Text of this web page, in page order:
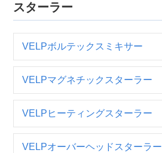
スターラー
VELPボルテックスミキサー
VELPマグネチックスターラー
VELPヒーティングスターラー
VELPオーバーヘッドスターラー